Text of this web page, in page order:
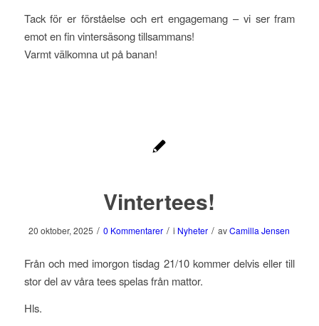
Tack för er förståelse och ert engagemang – vi ser fram
emot en fin vintersäsong tillsammans!
Varmt välkomna ut på banan!
Vintertees!
20 oktober, 2025 / 0 Kommentarer / i Nyheter / avCamilla Jensen
Från och med imorgon tisdag 21/10 kommer delvis eller till
stor del av våra tees spelas från mattor.
Hls.